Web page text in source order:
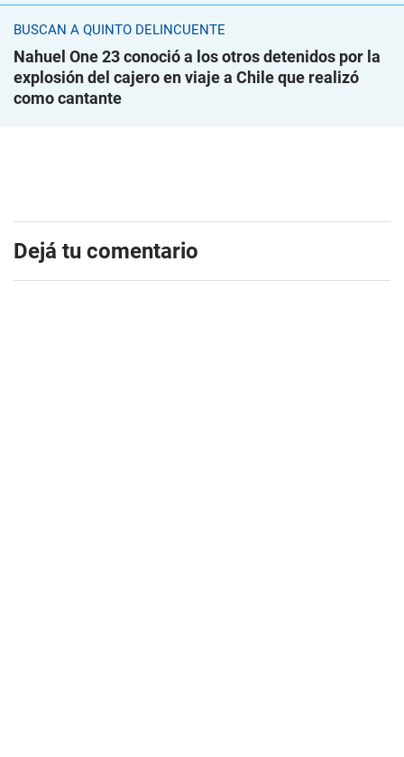
BUSCAN A QUINTO DELINCUENTE
Nahuel One 23 conoció a los otros detenidos por la
explosión del cajero en viaje a Chile que realizó
como cantante
Dejá tu comentario